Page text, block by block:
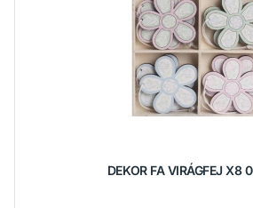
DEKOR FA VIRÁGFEJ X8